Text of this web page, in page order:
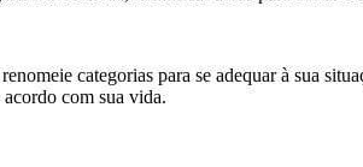
categorias para se adequar à sua
com sua vida.